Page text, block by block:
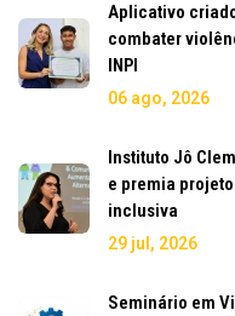
Aplicativo
combater
INPI
06 ago, 2026
Instituto Jô
e premia
inclusiva
29 jul, 2026
Seminário em